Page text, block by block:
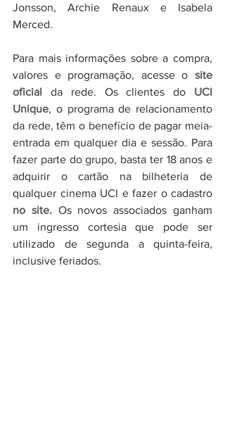
Jonsson, Archie Renaux e Isabela
Merced.
Para mais informações sobre a compra,
valores e programação, acesse o site
oficial da rede. Os clientes do UCI
Unique, o programa de relacionamento
da rede, têm o benefício de pagar meia-
entrada em qualquer dia e sessão. Para
fazer parte do grupo, basta ter 18 anos e
adquirir o cartão na bilheteria de
no site. Os novos associados ganham
um ingresso cortesia que pode ser
utilizado de segunda a quinta-feira,
inclusive feriados.